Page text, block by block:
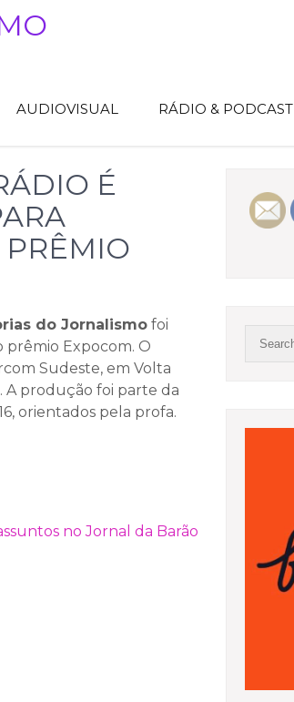
AUDIOVISUAL RÁDIO & PODCAST
É
PRÊMIO
do Jornalismo foi
prêmio Expocom. O
Sudeste, em Volta
A produção foi parte da
orientados pela profa.
no Jornal da Barão